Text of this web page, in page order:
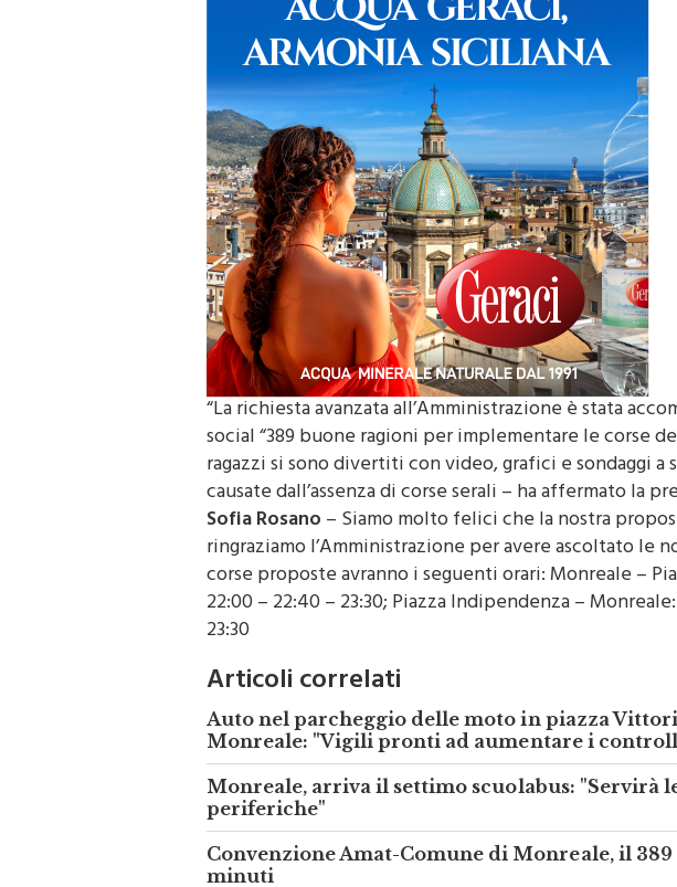
“La richiesta avanzata all’Amministrazione è stata
social “389 buone ragioni per implementare le corse
ragazzi si sono divertiti con video, grafici e sondaggi
causate dall’assenza di corse serali – ha affermato la
Sofia Rosano– Siamo molto felici che la nostra
ringraziamo l’Amministrazione per avere ascoltato le
corse proposte avranno i seguenti orari: Monreale –
22:00 – 22:40 – 23:30; Piazza Indipendenza –
23:30
Articoli correlati
Auto nel parcheggio delle moto in piazza
Monreale: "Vigili pronti ad aumentare i
Monreale, arriva il settimo scuolabus: "Servirà le
periferiche"
Convenzione Amat-Comune di Monreale, il
minuti